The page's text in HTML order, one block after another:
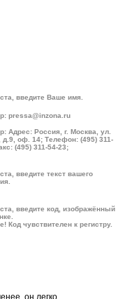
введите Ваше имя.
pressa@inzona.ru
Адрес: Россия, г. Москва, ул.
д.9, оф. 14; Телефон: (495) 311-
(495) 311-54-23;
введите текст вашего
введите код, изображённый
Код чувствителен к регистру.
он легко